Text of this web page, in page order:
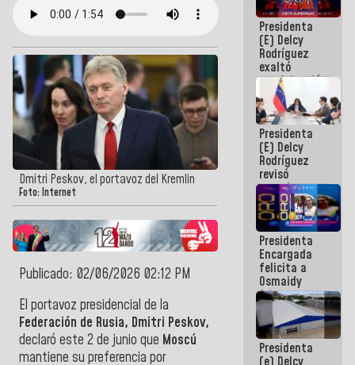
Dmitri Peskov, el portavoz del Kremlin
Foto: Internet
Publicado: 02/06/2026 02:12 PM
El portavoz presidencial de la
Federación de Rusia, Dmitri Peskov,
declaró este 2 de junio que Moscú
mantiene su preferencia por
Presidenta
(E) Delcy
Rodríguez
exaltó
participación
de
Venezuela
en Juegos
Centroamericanos
y del Caribe
2026
Presidenta
(E) Delcy
Rodríguez
revisó
agenda
económica y
ejecución de
fondos de
emergencia
post-sismos
Presidenta
Encargada
felicita a
Osmaidy
Arias y
Giraly
Marcano por
hacer
historia en
Presidenta